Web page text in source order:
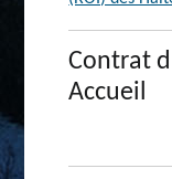
Contrat
Accueil